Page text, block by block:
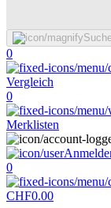
0
Vergleich
0
Merklisten
0
CHF0.00